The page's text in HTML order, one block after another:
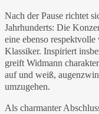
Nach der Pause richtet
Jahrhunderts: Die
eine ebenso
Klassiker. Inspiriert
greift Widmann
auf und weiß,
umzugehen.
Als charmanter